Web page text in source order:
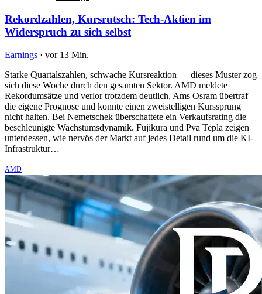
Rekordzahlen, Kursrutsch: Tech-Aktien im
Widerspruch zu sich selbst
Earnings · vor 13 Min.
Starke Quartalszahlen, schwache Kursreaktion — dieses Muster zog
sich diese Woche durch den gesamten Sektor. AMD meldete
Rekordumsätze und verlor trotzdem deutlich, Ams Osram übertraf
die eigene Prognose und konnte einen zweistelligen Kurssprung
nicht halten. Bei Nemetschek überschattete ein Verkaufsrating die
beschleunigte Wachstumsdynamik. Fujikura und Pva Tepla zeigen
unterdessen, wie nervös der Markt auf jedes Detail rund um die KI-
Infrastruktur…
AMD